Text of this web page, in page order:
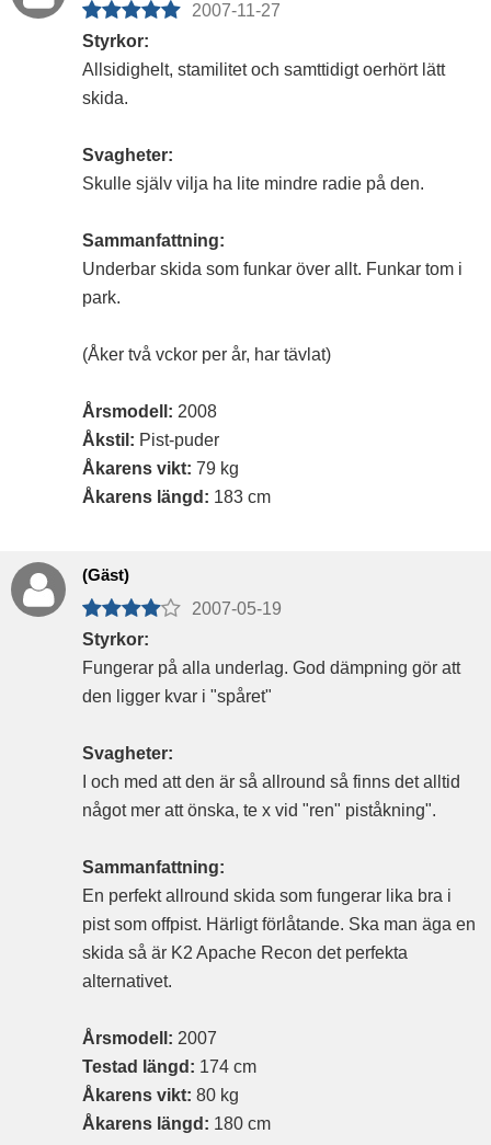
2007-11-27
Styrkor:
Allsidighelt, stamilitet och samttidigt oerhört lätt
skida.
Svagheter:
Skulle själv vilja ha lite mindre radie på den.
Sammanfattning:
Underbar skida som funkar över allt. Funkar tom i
park.
(Åker två vckor per år, har tävlat)
Årsmodell: 2008
Åkstil: Pist-puder
Åkarens vikt: 79 kg
Åkarens längd: 183 cm
(Gäst)
2007-05-19
Styrkor:
Fungerar på alla underlag. God dämpning gör att
den ligger kvar i "spåret"
Svagheter:
I och med att den är så allround så finns det alltid
något mer att önska, te x vid "ren" piståkning".
Sammanfattning:
En perfekt allround skida som fungerar lika bra i
pist som offpist. Härligt förlåtande. Ska man äga en
skida så är K2 Apache Recon det perfekta
alternativet.
Årsmodell: 2007
Testad längd: 174 cm
Åkarens vikt: 80 kg
Åkarens längd: 180 cm